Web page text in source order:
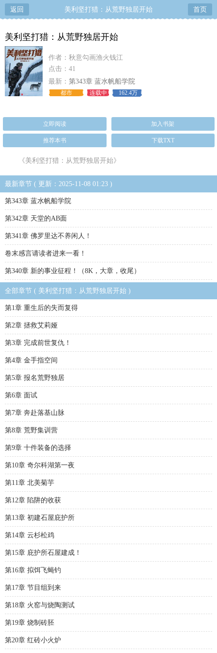
返回 美利坚打猎：从荒野独居开始 首页
美利坚打猎：从荒野独居开始
作者：秋意勾画渔火钱江
点击：41
最新： 第343章 蓝水帆船学院
都市 连载中 162.4万
立即阅读 加入书架
推荐本书 下载TXT
《美利坚打猎：从荒野独居开始》
最新章节 ( 更新：2025-11-08 01:23 )
第343章 蓝水帆船学院
第342章 天堂的AB面
第341章 佛罗里达不养闲人！
卷末感言请读者进来一看！
第340章 新的事业征程！（8K，大章，收尾）
全部章节 ( 美利坚打猎：从荒野独居开始 )
第1章 重生后的失而复得
第2章 拯救艾莉娅
第3章 完成前世复仇！
第4章 金手指空间
第5章 报名荒野独居
第6章 面试
第7章 奔赴落基山脉
第8章 荒野集训营
第9章 十件装备的选择
第10章 奇尔科湖第一夜
第11章 北美菊芋
第12章 陷阱的收获
第13章 初建石屋庇护所
第14章 云杉松鸡
第15章 庇护所石屋建成！
第16章 拟饵飞蝇钓
第17章 节目组到来
第18章 火窑与烧陶测试
第19章 烧制砖胚
第20章 红砖小火炉